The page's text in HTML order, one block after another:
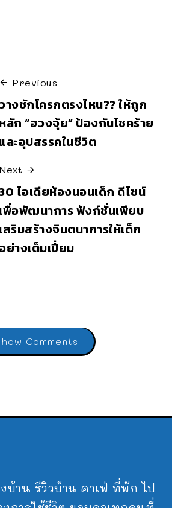
Previous
วางชักโครกตรงไหน?? ให้ถูก
หลัก “ฮวงจุ้ย” ป้องกันโชคร้าย
และอุปสรรคในชีวิต
Next
ไอเดียห้องนอนเด็ก ดีไซน์
เพื่อพัฒนาการ ฟังก์ชั่นเพียบ
เสริมสร้างจินตนาการให้เด็ก
อย่างเต็มเปี่ยม
Comments
บ้าน รีวิวบ้าน คาเฟ่ ที่พัก ไป